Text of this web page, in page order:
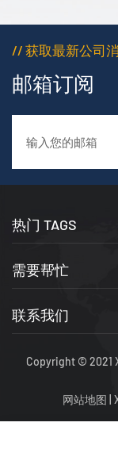
// 获取最新公司
邮箱订阅
热门 TAGS
需要帮忙
联系我们
Copyright © 2021
网站地图